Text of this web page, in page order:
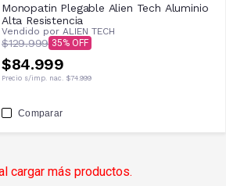
Monopatin Plegable Alien Tech Aluminio
Alta Resistencia
Vendido por ALIEN TECH
$129.999 35
$84.999
Precio s/imp. nac. $74.999
Comparar
cargar más productos.